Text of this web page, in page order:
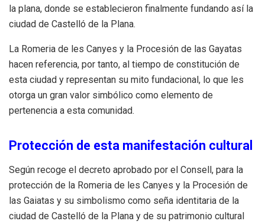
la plana, donde se establecieron finalmente fundando así la
ciudad de Castelló de la Plana.
La Romeria de les Canyes y la Procesión de las Gayatas
hacen referencia, por tanto, al tiempo de constitución de
esta ciudad y representan su mito fundacional, lo que les
otorga un gran valor simbólico como elemento de
pertenencia a esta comunidad.
Protección de esta manifestación cultural
Según recoge el decreto aprobado por el Consell, para la
protección de la Romeria de les Canyes y la Procesión de
las Gaiatas y su simbolismo como seña identitaria de la
ciudad de Castelló de la Plana y de su patrimonio cultural